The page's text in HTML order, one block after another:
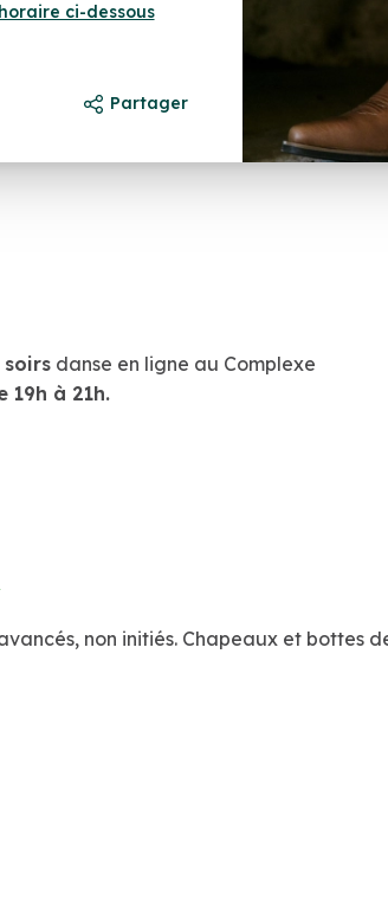
ci-dessous
Partager
danse en ligne au Complexe
19h à 21h.
non initiés. Chapeaux et bottes